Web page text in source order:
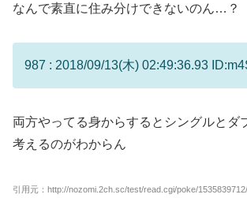
なんで素直に住み分けできないのん…？
987 : 2018/09/13(木) 02:49:36.93
両方やってる身からするとシングルとダ
考えるのがわからん
引用元：http://nozomi.2ch.sc/test/read.cgi/poke/1535839712/